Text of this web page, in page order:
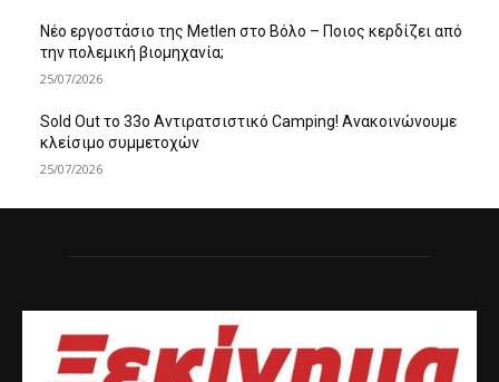
Νέο εργοστάσιο της Metlen στο Βόλο – Ποιος κερδίζει από
την πολεμική βιομηχανία;
25/07/2026
Sold Out το 33ο Αντιρατσιστικό Camping! Ανακοινώνουμε
κλείσιμο συμμετοχών
25/07/2026